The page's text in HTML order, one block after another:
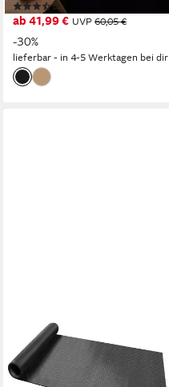
(3)
ab 41,99 € UVP 60,05 €
-30%
lieferbar - in 4-5 Werktagen bei dir